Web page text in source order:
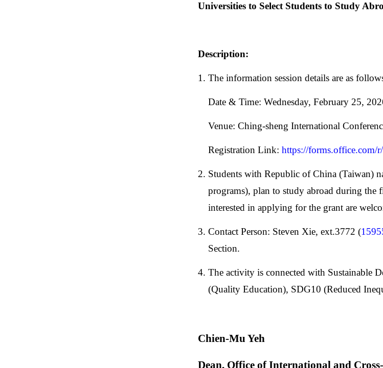
Universities to Select Students to Study
Description:
1. The information session details are as
Date & Time: Wednesday, February 25,
Venue: Ching-sheng International
Registration Link: https://forms.office.com/
2. Students with Republic of China (Taiwan)
programs), plan to study abroad during the
interested in applying for the grant are
3. Contact Person: Steven Xie, ext.3772 (
Section.
4. The activity is connected with Sustainable
(Quality Education), SDG10 (Reduced
Chien-Mu Yeh
Dean, Office of International and